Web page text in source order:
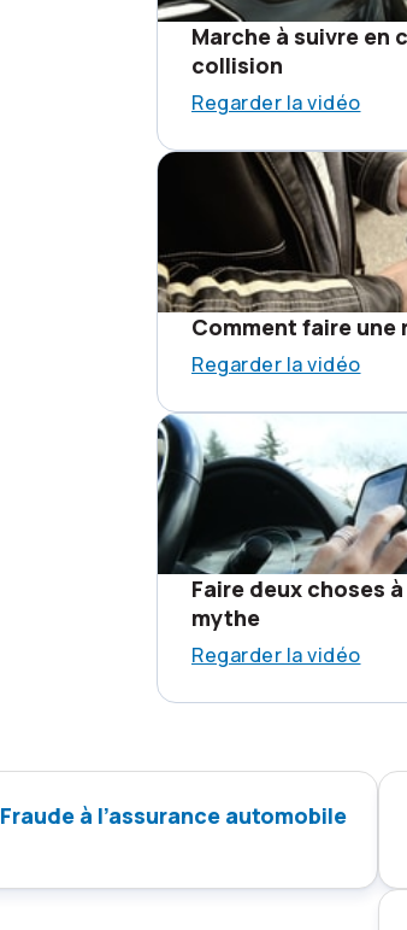
Marche à suivre en
collision
Regarder la vidéo
Comment faire une
Regarder la vidéo
Faire deux choses
mythe
Regarder la vidéo
Fraude à l’assurance automobile